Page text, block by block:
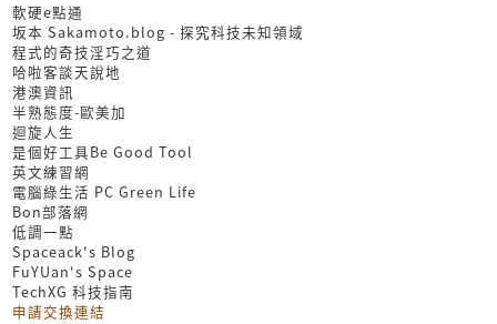
軟硬e點通
坂本 Sakamoto.blog - 探究科技未知領域
程式的奇技淫巧之道
哈啦客談天說地
港澳資訊
半熟態度-歐美加
迴旋人生
是個好工具Be Good Tool
英文練習網
電腦綠生活 PC Green Life
Bon部落網
低調一點
Spaceack's Blog
FuYUan's Space
TechXG 科技指南
申請交換連結